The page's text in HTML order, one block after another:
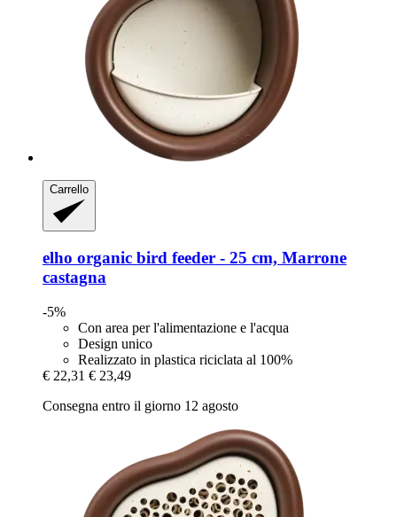
Carrello
elho organic bird feeder -​ 25 cm, Marrone
castagna
-5%
Con area per l'alimentazione e l'acqua
Design unico
Realizzato in plastica riciclata al 100%
€ 22,31 € 23,49
Consegna entro il giorno 12 agosto